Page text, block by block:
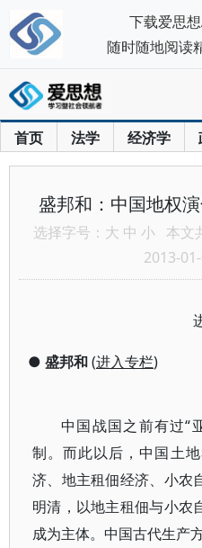
首页 法学 经济学
盛邦和：中国地权
选择字号： 大 中 小 本文
2013-
● 盛邦和(进入专栏)
中国战国之前有过“
制。而此以后，中国土
济、地主租佃经济、小农
明清，以地主租佃与小农
成为主体。中国古代生产
下载爱思
随时随地阅读